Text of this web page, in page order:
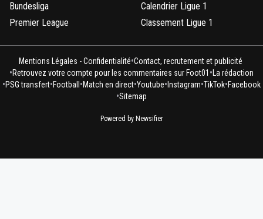
Bundesliga
Premier League
Calendrier Ligue 1
Classement Ligue 1
Mentions Légales - Confidentialité•Contact, recrutement et publicité
•Retrouvez votre compte pour les commentaires sur Foot01 • La rédaction
•PSG transfert•Football •Match en direct•Youtube• Instagram•TikTok•Facebook
•Sitemap
Powered by Newsifier